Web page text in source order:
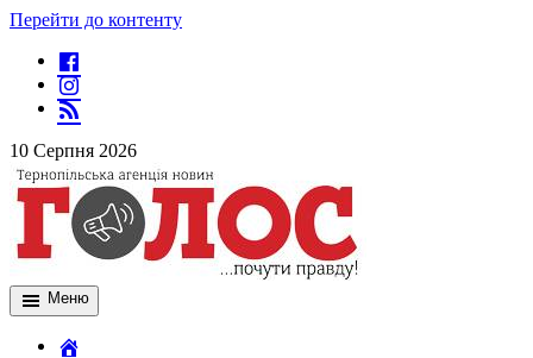
Перейти до контенту
10 Серпня 2026
Меню